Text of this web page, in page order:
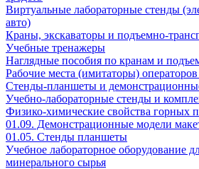
Виртуальные лабораторные стенды
авто)
Краны, экскаваторы и подъемно-
Учебные тренажеры
Наглядные пособия по кранам и
Рабочие места (имитаторы)
Стенды-планшеты и
Учебно-лабораторные стенды и
Физико-химические свойства горных
01.09. Демонстрационные модели
01.05. Стенды планшеты
Учебное лабораторное оборудование
минерального сырья